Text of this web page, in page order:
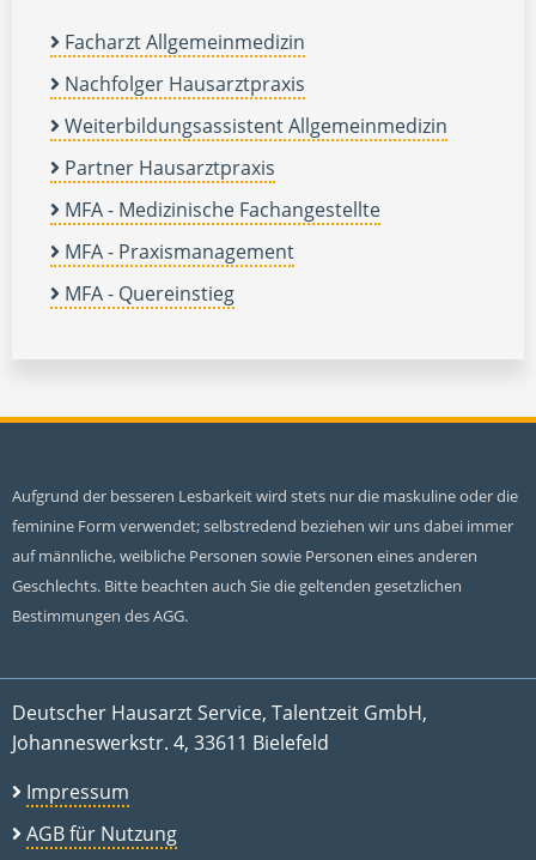
Facharzt Allgemeinmedizin
Nachfolger Hausarztpraxis
Weiterbildungsassistent Allgemeinmedizin
Partner Hausarztpraxis
MFA - Medizinische Fachangestellte
MFA - Praxismanagement
MFA - Quereinstieg
Aufgrund der besseren Lesbarkeit wird stets nur die maskuline oder die
feminine Form verwendet; selbstredend beziehen wir uns dabei immer
auf männliche, weibliche Personen sowie Personen eines anderen
Geschlechts. Bitte beachten auch Sie die geltenden gesetzlichen
Bestimmungen des AGG.
Deutscher Hausarzt Service, Talentzeit GmbH,
Johanneswerkstr. 4, 33611 Bielefeld
Impressum
AGB für Nutzung